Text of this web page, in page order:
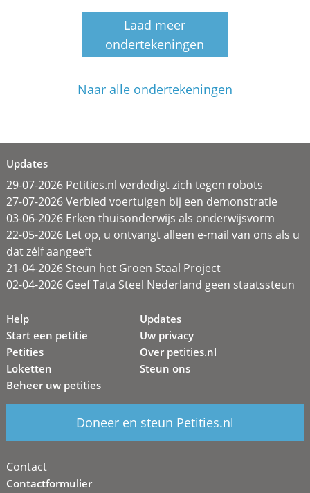
Laad meer
ondertekeningen
Naar alle ondertekeningen
Updates
29-07-2026 Petities.nl verdedigt zich tegen robots
27-07-2026 Verbied voertuigen bij een demonstratie
03-06-2026 Erken thuisonderwijs als onderwijsvorm
22-05-2026 Let op, u ontvangt alleen e-mail van ons als u
dat zélf aangeeft
21-04-2026 Steun het Groen Staal Project
02-04-2026 Geef Tata Steel Nederland geen staatssteun
Help
Start een petitie
Petities
Loketten
Beheer uw petities
Updates
Uw privacy
Over petities.nl
Steun ons
Doneer en steun Petities.nl
Contact
Contactformulier